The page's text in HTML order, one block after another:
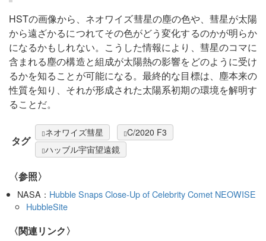
HSTの画像から、ネオワイズ彗星の塵の色や、彗星が太陽
から遠ざかるにつれてその色がどう変化するのかが明らか
になるかもしれない。こうした情報により、彗星のコマに
含まれる塵の構造と組成が太陽熱の影響をどのように受け
るかを知ることが可能になる。最終的な目標は、塵本来の
性質を知り、それが形成された太陽系初期の環境を解明す
ることだ。
タグ
ネオワイズ彗星
C/2020 F3
ハッブル宇宙望遠鏡
〈参照〉
NASA： Hubble Snaps Close-Up of Celebrity Comet NEOWISE
HubbleSite
〈関連リンク〉